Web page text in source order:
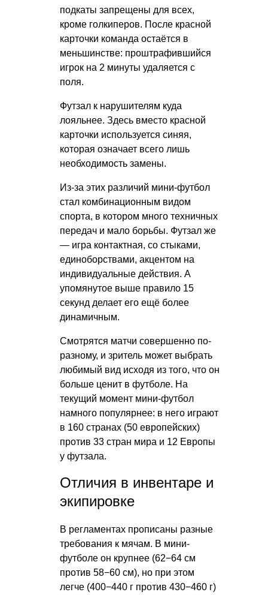
подкаты запрещены для всех,
кроме голкиперов. После красной
карточки команда остаётся в
меньшинстве: проштрафившийся
игрок на 2 минуты удаляется с
поля.
Футзал к нарушителям куда
лояльнее. Здесь вместо красной
карточки используется синяя,
которая означает всего лишь
необходимость замены.
Из-за этих различий мини-футбол
стал комбинационным видом
спорта, в котором много техничных
передач и мало борьбы. Футзал же
— игра контактная, со стыками,
единоборствами, акцентом на
индивидуальные действия. А
упомянутое выше правило 15
секунд делает его ещё более
динамичным.
Смотрятся матчи совершенно по-
разному, и зритель может выбрать
любимый вид исходя из того, что он
больше ценит в футболе. На
текущий момент мини-футбол
намного популярнее: в него играют
в 160 странах (50 европейских)
против 33 стран мира и 12 Европы
у футзала.
Отличия в инвентаре и
экипировке
В регламентах прописаны разные
требования к мячам. В мини-
футболе он крупнее (62−64 см
против 58−60 см), но при этом
легче (400−440 г против 430−460 г)